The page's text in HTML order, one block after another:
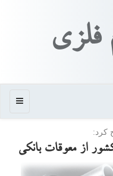
فلزی
منو
كرد:
از معوقات بانكی